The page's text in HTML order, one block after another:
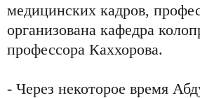
медицинских кадров,
организована кафедра
профессора Каххорова.
- Через некоторое время